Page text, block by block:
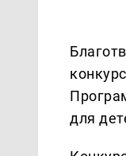
для